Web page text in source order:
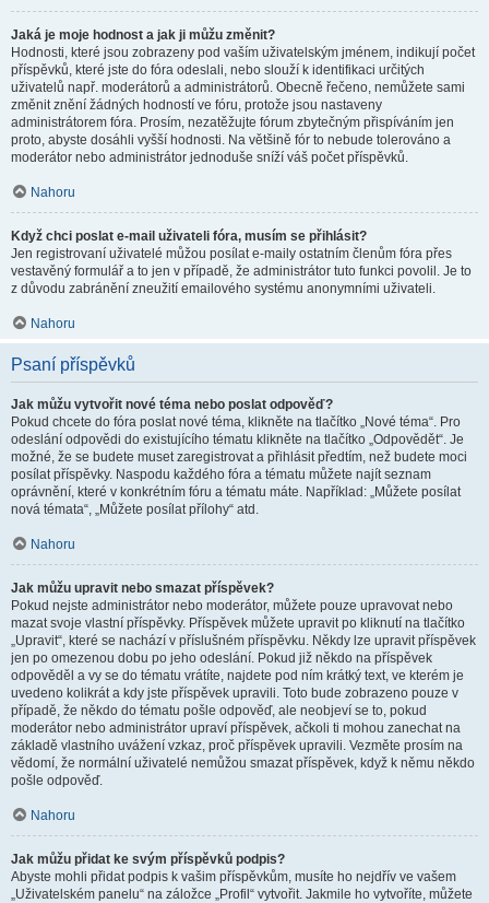
Jaká je moje hodnost a jak ji můžu změnit?
Hodnosti, které jsou zobrazeny pod vaším uživatelským jménem, indikují počet
příspěvků, které jste do fóra odeslali, nebo slouží k identifikaci určitých
uživatelů např. moderátorů a administrátorů. Obecně řečeno, nemůžete sami
změnit znění žádných hodností ve fóru, protože jsou nastaveny
administrátorem fóra. Prosím, nezatěžujte fórum zbytečným přispíváním jen
proto, abyste dosáhli vyšší hodnosti. Na většině fór to nebude tolerováno a
moderátor nebo administrátor jednoduše sníží váš počet příspěvků.
Nahoru
Když chci poslat e-mail uživateli fóra, musím se přihlásit?
Jen registrovaní uživatelé můžou posílat e-maily ostatním členům fóra přes
vestavěný formulář a to jen v případě, že administrátor tuto funkci povolil. Je to
z důvodu zabránění zneužití emailového systému anonymními uživateli.
Nahoru
Psaní příspěvků
Jak můžu vytvořit nové téma nebo poslat odpověď?
Pokud chcete do fóra poslat nové téma, klikněte na tlačítko „Nové téma“. Pro
odeslání odpovědi do existujícího tématu klikněte na tlačítko „Odpovědět“. Je
možné, že se budete muset zaregistrovat a přihlásit předtím, než budete moci
posílat příspěvky. Naspodu každého fóra a tématu můžete najít seznam
oprávnění, které v konkrétním fóru a tématu máte. Například: „Můžete posílat
nová témata“, „Můžete posílat přílohy“ atd.
Nahoru
Jak můžu upravit nebo smazat příspěvek?
Pokud nejste administrátor nebo moderátor, můžete pouze upravovat nebo
mazat svoje vlastní příspěvky. Příspěvek můžete upravit po kliknutí na tlačítko
„Upravit“, které se nachází v příslušném příspěvku. Někdy lze upravit příspěvek
jen po omezenou dobu po jeho odeslání. Pokud již někdo na příspěvek
odpověděl a vy se do tématu vrátíte, najdete pod ním krátký text, ve kterém je
uvedeno kolikrát a kdy jste příspěvek upravili. Toto bude zobrazeno pouze v
případě, že někdo do tématu pošle odpověď, ale neobjeví se to, pokud
moderátor nebo administrátor upraví příspěvek, ačkoli ti mohou zanechat na
základě vlastního uvážení vzkaz, proč příspěvek upravili. Vezměte prosím na
vědomí, že normální uživatelé nemůžou smazat příspěvek, když k němu někdo
pošle odpověď.
Nahoru
Jak můžu přidat ke svým příspěvků podpis?
Abyste mohli přidat podpis k vašim příspěvkům, musíte ho nejdřív ve vašem
„Uživatelském panelu“ na záložce „Profil“ vytvořit. Jakmile ho vytvoříte, můžete